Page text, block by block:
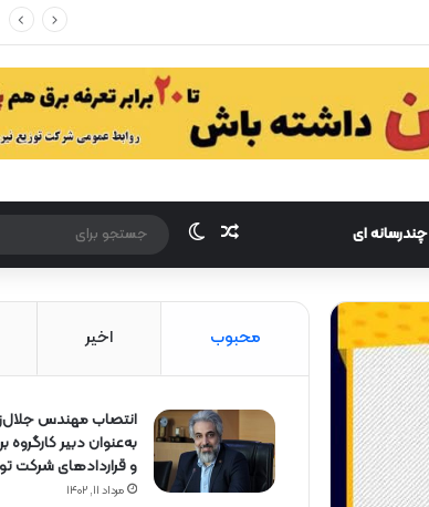
چندرسانه ای مقاله تصادفی
تغییر پوست
محبوب اخیر
انتصاب مهندس
به‌عنوان دبیر كارگروه
و قراردادهای شركت
مرداد ۱۱, ۱۴۰۲